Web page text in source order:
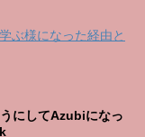
ぶ様になった経由と
にしてAzubiになっ